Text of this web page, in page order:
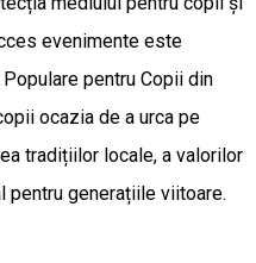
evenimente este
pentru Copii din
ocazia de a urca pe
tradițiilor locale, a valorilor
pentru generațiile viitoare.